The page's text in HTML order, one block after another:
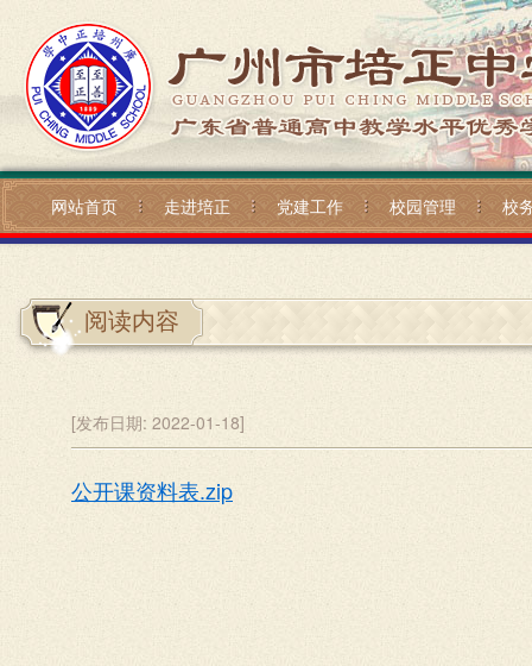
网站首页 走进培正 党建工作 校园管理 校
阅读内容
[发布日期: 2022-01-18]
公开课资料表.zip